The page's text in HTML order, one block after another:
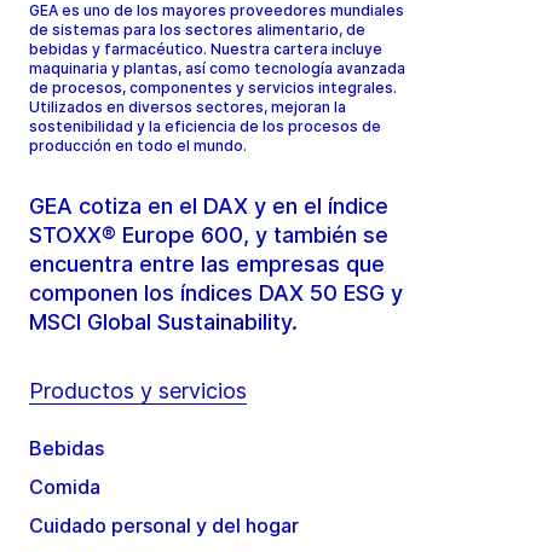
GEA es uno de los mayores proveedores mundiales
de sistemas para los sectores alimentario, de
bebidas y farmacéutico. Nuestra cartera incluye
maquinaria y plantas, así como tecnología avanzada
de procesos, componentes y servicios integrales.
Utilizados en diversos sectores, mejoran la
sostenibilidad y la eficiencia de los procesos de
producción en todo el mundo.
GEA cotiza en el DAX y en el índice
STOXX® Europe 600, y también se
encuentra entre las empresas que
componen los índices DAX 50 ESG y
MSCI Global Sustainability.
Productos y servicios
Bebidas
Comida
Cuidado personal y del hogar